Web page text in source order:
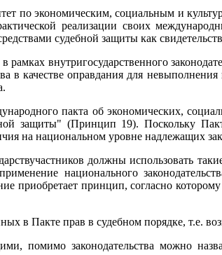
по экономическим, социальным и
реализации своих
судебной защиты как
внутригосударственного
в качестве оправдания для
пакта об экономических,
защиты" (Принцип 19). Поскольку
на национальном уровне надлежащих
должны использовать
национального
приобретает принцип, согласно
в Пакте прав в судебном порядке,
помимо законодательства можно